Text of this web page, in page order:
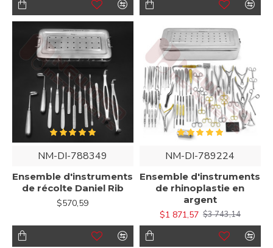
NM-DI-788349
Ensemble d'instruments
de récolte Daniel Rib
$570,59
NM-DI-789224
Ensemble d'instruments
de rhinoplastie en
argent
$1 871,57 $3 743,14